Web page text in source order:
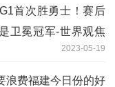
首次胜勇士！赛后
卫冕冠军-世界观焦
2023-05-19
浪费福建今日份的好